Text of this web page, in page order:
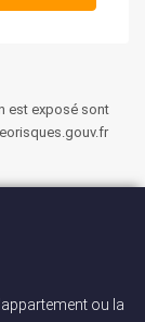
est exposé sont
ou la